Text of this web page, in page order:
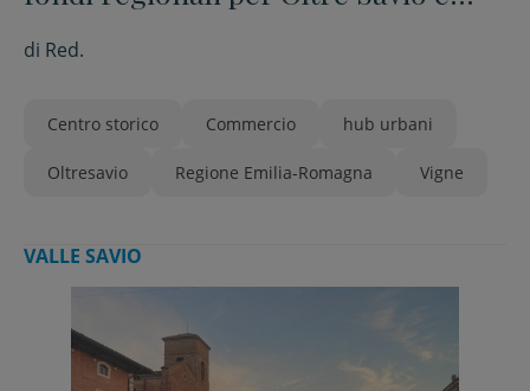
Vigne
di Red.
Centro storico Commercio hub urbani
Oltresavio Regione Emilia-Romagna Vigne
VALLE SAVIO